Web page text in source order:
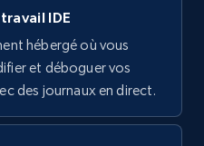
Posts count, Is
IDE
hébergé où vous
et déboguer vos
des journaux en direct.